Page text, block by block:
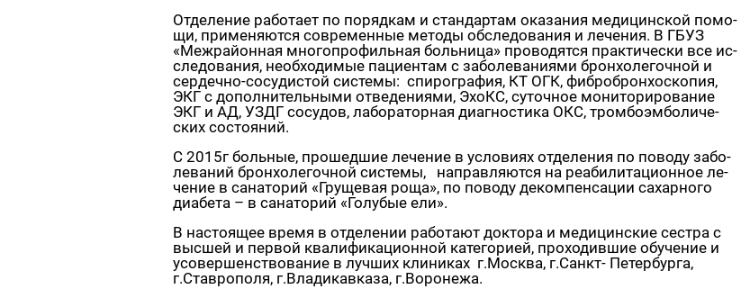
От­де­ле­ние ра­бо­та­ет по по­ряд­кам и стан­дар­там ока­за­ния ме­ди­цин­ской по­мо­
щи, при­ме­ня­ют­ся со­вре­мен­ные ме­то­ды об­сле­до­ва­ния и ле­че­ния. В ГБУЗ
«Меж­рай­он­ная мно­го­про­филь­ная боль­ни­ца» про­во­дят­ся прак­ти­че­ски все ис­
сле­до­ва­ния, необ­хо­ди­мые па­ци­ен­там с за­бо­ле­ва­ни­я­ми брон­хо­ле­гоч­ной и
сер­деч­но-со­су­ди­стой си­сте­мы: спи­ро­гра­фия, КТ ОГК, фиб­ро­брон­хо­ско­пия,
ЭКГ с до­пол­ни­тель­ны­ми от­ве­де­ни­я­ми, ЭхоКС, су­точ­ное мо­ни­то­ри­ро­ва­ние
ЭКГ и АД, УЗДГ со­су­дов, ла­бо­ра­тор­ная ди­а­гно­сти­ка ОКС, тром­бо­эм­бо­ли­че­
ских со­сто­я­ний.
С 2015г боль­ные, про­шед­шие ле­че­ние в усло­ви­ях от­де­ле­ния по по­во­ду за­бо­
ле­ва­ний брон­хо­ле­гоч­ной си­сте­мы, на­прав­ля­ют­ся на ре­а­би­ли­та­ци­он­ное ле­
че­ние в са­на­то­рий «Гру­ще­вая роща», по по­во­ду де­ком­пен­са­ции са­хар­но­го
диа­бе­та – в са­на­то­рий «Го­лу­бые ели».
В на­сто­я­щее время в от­де­ле­нии ра­бо­та­ют док­то­ра и ме­ди­цин­ские сест­ра с
выс­шей и пер­вой ква­ли­фи­ка­ци­он­ной ка­те­го­ри­ей, про­хо­див­шие обу­че­ние и
усо­вер­шен­ство­ва­ние в луч­ших кли­ни­ках г.Москва, г.Санкт- Пе­тер­бур­га,
г.Став­ро­по­ля, г.Вла­ди­кав­ка­за, г.Во­ро­не­жа.